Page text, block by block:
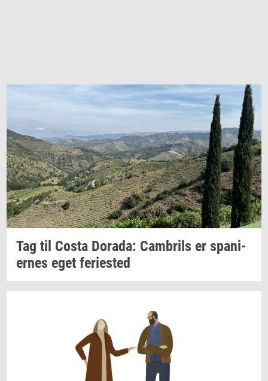
Tag til Costa Dora­da: Cam­brils er spa­ni­
er­nes eget fe­ri­e­sted